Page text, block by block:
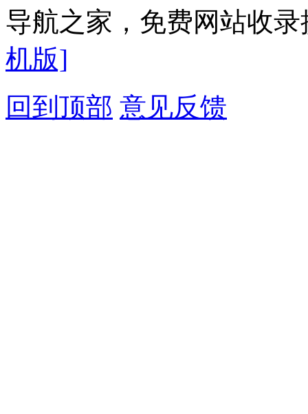
导航之家，免费网站收
机版]
回到顶部 意见反馈